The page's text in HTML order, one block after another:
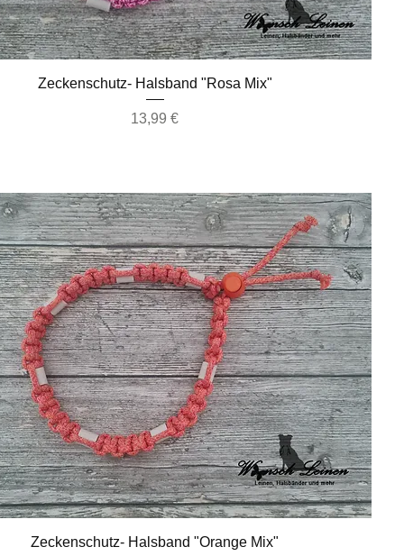
Schnellansicht
Zeckenschutz- Halsband "Rosa Mix"
Preis
13,99 €
Schnellansicht
Zeckenschutz- Halsband "Orange Mix"